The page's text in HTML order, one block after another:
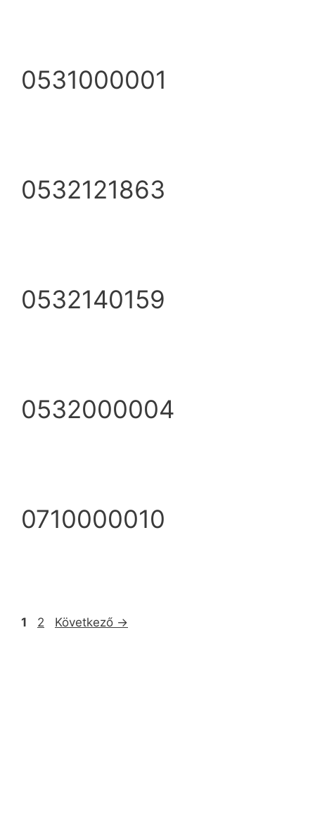
0531000001
0532121863
0532140159
0532000004
0710000010
1 2 Következő →